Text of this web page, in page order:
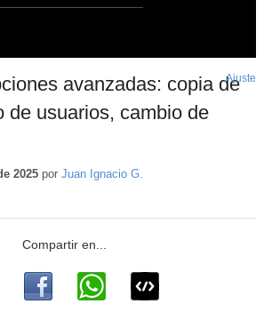
avanzadas: copia de
de usuarios, cambio de
Ajuste
2025por Juan Ignacio G.